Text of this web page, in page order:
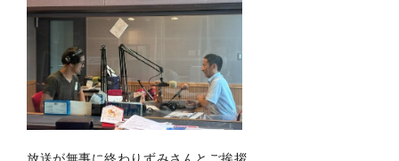
放送が無事に終わりずみさんとご挨拶